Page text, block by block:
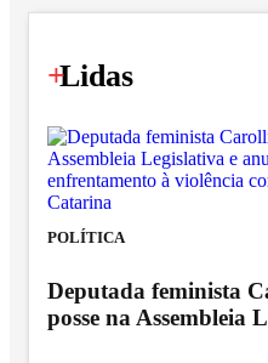
+
Lidas
POLÍTICA
Deputada feminista
posse na Assembleia